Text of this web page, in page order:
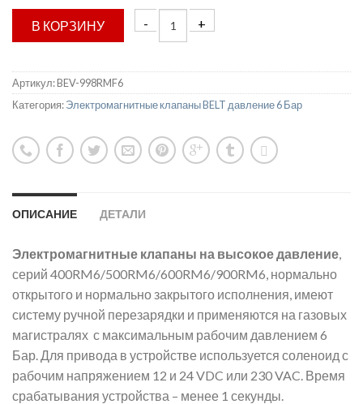
В КОРЗИНУ
Артикул:BEV-998RMF6
Категория:Электромагнитные клапаны BELT давление 6 Бар
ОПИСАНИЕ ДЕТАЛИ
Электромагнитные клапаны на высокое давление,
серий 400RM6/500RM6/600RM6/900RM6, нормально
открытого и нормально закрытого исполнения, имеют
систему ручной перезарядки и применяются на газовых
магистралях с максимальным рабочим давлением 6
Бар. Для привода в устройстве используется соленоид с
рабочим напряжением 12 и 24 VDC или 230 VAC. Время
срабатывания устройства – менее 1 секунды.